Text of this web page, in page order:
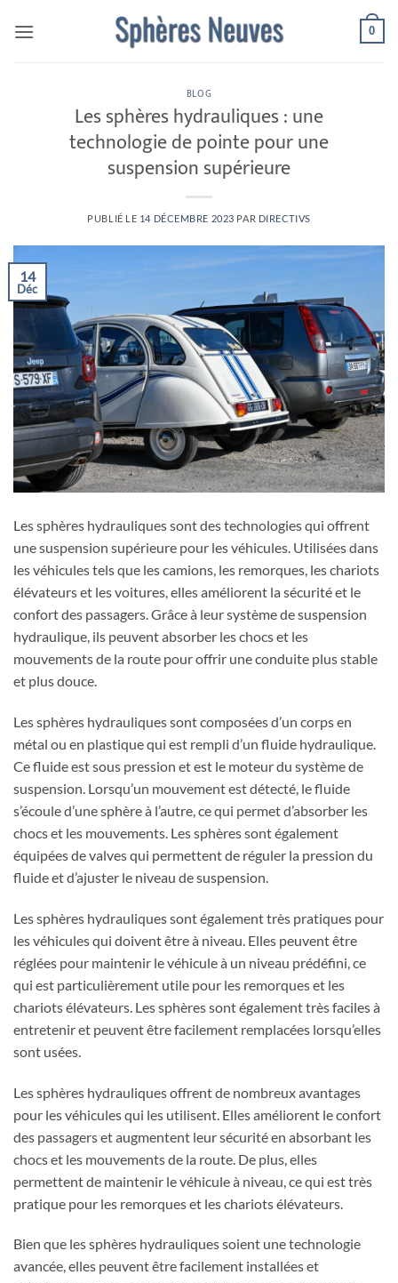
0
BLOG
Les sphères hydrauliques : une
technologie de pointe pour une
suspension supérieure
PUBLIÉ LE 14 DÉCEMBRE 2023 PAR DIRECTIVS
14
Déc
Les sphères hydrauliques sont des technologies qui offrent
une suspension supérieure pour les véhicules. Utilisées dans
les véhicules tels que les camions, les remorques, les chariots
élévateurs et les voitures, elles améliorent la sécurité et le
confort des passagers. Grâce à leur système de suspension
hydraulique, ils peuvent absorber les chocs et les
mouvements de la route pour offrir une conduite plus stable
et plus douce.
Les sphères hydrauliques sont composées d’un corps en
métal ou en plastique qui est rempli d’un fluide hydraulique.
Ce fluide est sous pression et est le moteur du système de
suspension. Lorsqu’un mouvement est détecté, le fluide
s’écoule d’une sphère à l’autre, ce qui permet d’absorber les
chocs et les mouvements. Les sphères sont également
équipées de valves qui permettent de réguler la pression du
fluide et d’ajuster le niveau de suspension.
Les sphères hydrauliques sont également très pratiques pour
les véhicules qui doivent être à niveau. Elles peuvent être
réglées pour maintenir le véhicule à un niveau prédéfini, ce
qui est particulièrement utile pour les remorques et les
chariots élévateurs. Les sphères sont également très faciles à
entretenir et peuvent être facilement remplacées lorsqu’elles
sont usées.
Les sphères hydrauliques offrent de nombreux avantages
pour les véhicules qui les utilisent. Elles améliorent le confort
des passagers et augmentent leur sécurité en absorbant les
chocs et les mouvements de la route. De plus, elles
permettent de maintenir le véhicule à niveau, ce qui est très
pratique pour les remorques et les chariots élévateurs.
Bien que les sphères hydrauliques soient une technologie
avancée, elles peuvent être facilement installées et